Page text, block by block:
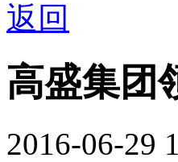
返回
高盛集团
2016-06-29